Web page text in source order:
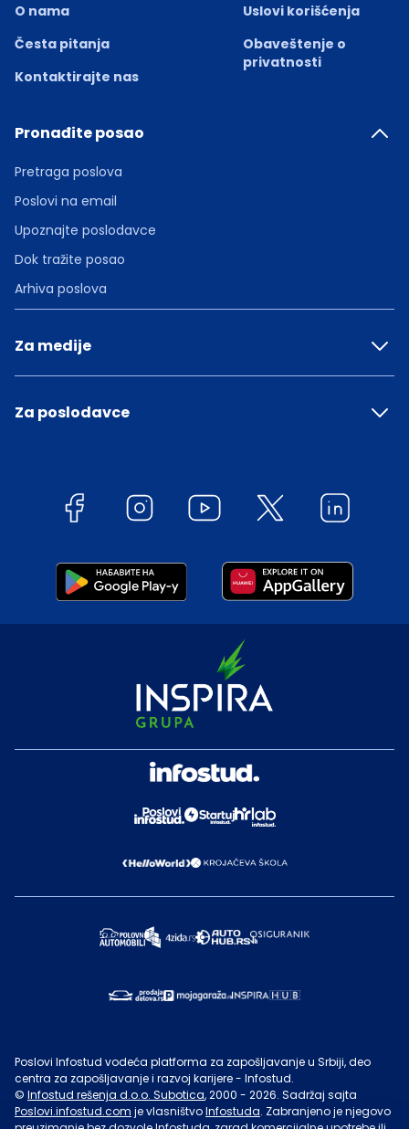
O nama
Česta pitanja
Kontaktirajte nas
Uslovi korišćenja
Obaveštenje o
privatnosti
Pronađite posao
Pretraga poslova
Poslovi na email
Upoznajte poslodavce
Dok tražite posao
Arhiva poslova
Za medije
Za poslodavce
Poslovi Infostud vodeća platforma za zapošljavanje u Srbiji, deo
centra za zapošljavanje i razvoj karijere - Infostud.
© Infostud rešenja d.o.o. Subotica, 2000 - 2026. Sadržaj sajta
Poslovi.infostud.com je vlasništvoInfostuda. Zabranjeno je njegovo